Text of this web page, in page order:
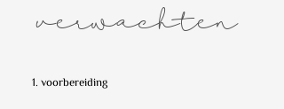
verwachten
1. voorbereiding